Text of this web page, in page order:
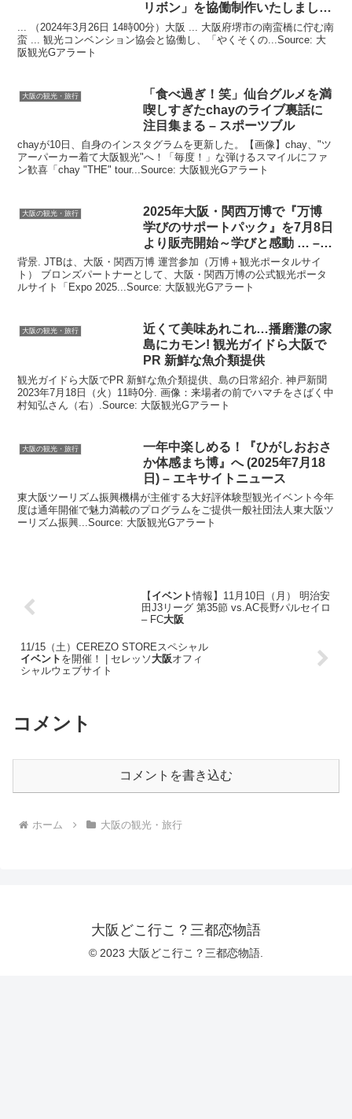
リボン」を協働制作いたしまし
…
... （2024年3月26日 14時00分）大阪 ... 大阪府堺市の南蛮橋に佇む南
蛮 ... 観光コンベンション協会と協働し、「やくそくの...Source: 大
阪観光Gアラート
大阪の観光・旅行
「食べ過ぎ！笑」仙台グルメを満
喫しすぎたchayのライブ裏話に
注目集まる – スポーツブル
chayが10日、自身のインスタグラムを更新した。【画像】chay、"ツ
アーパーカー着て大阪観光"へ！「毎度！」な弾けるスマイルにファ
ン歓喜「chay "THE" tour...Source: 大阪観光Gアラート
大阪の観光・旅行 2025年大阪 ・関西万博で『万博
学びのサポートパック』を7月8日
より販売開始～学びと感動 … –
JTB
背景. JTBは、大阪・関西万博 運営参加（万博＋観光ポータルサイ
ト） ブロンズパートナーとして、大阪・関西万博の公式観光ポータ
ルサイト「Expo 2025...Source: 大阪観光Gアラート
大阪の観光・旅行
近くて美味あれこれ…播磨灘の家
島にカモン!観光ガイドら大阪で
PR 新鮮な魚介類提供
観光ガイドら大阪でPR 新鮮な魚介類提供、島の日常紹介. 神戸新聞
2023年7月18日（火）11時0分. 画像：来場者の前でハマチをさばく中
村知弘さん（右）.Source: 大阪観光Gアラート
大阪の観光・旅行
一年中楽しめる！『ひがしおおさ
か体感まち博』へ (2025年7月18
日) – エキサイトニュース
東大阪ツーリズム振興機構が主催する大好評体験型観光イベント今年
度は通年開催で魅力満載のプログラムをご提供一般社団法人東大阪ツ
ーリズム振興...Source: 大阪観光Gアラート
【イベント情報】11月10日（月） 明治安
田J3リーグ 第35節 vs.AC長野パルセイロ
– FC大阪
11/15（土）CEREZO STOREスペシャル
イベント を開催！ | セレッソ大阪オフィ
シャルウェブサイト
コメント
コメントを書き込む
ホーム 大阪の観光・旅行
大阪どこ行こ？三都恋物語
© 2023 大阪どこ行こ？三都恋物語.